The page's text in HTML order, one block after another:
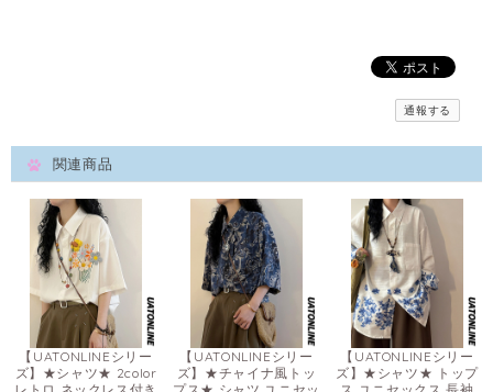
通報する
関連商品
【UATONLINEシリー
ズ】★シャツ★ 2color
【UATONLINEシリー
ズ】★チャイナ風トッ
【UATONLINEシリー
ズ】★シャツ★ トップ